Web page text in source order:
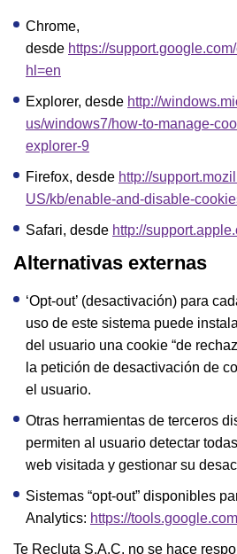
Chrome,
desde https://
hl=en
Explorer, desde http://
us/windows7/how-to-manage-
explorer-9
Firefox, desde http://
US/kb/enable-and-disable-
Safari, desde http://
Alternativas externas
‘Opt-out’ (desactivación) para
uso de este sistema puede
del usuario una cookie “de
la petición de desactivación de
el usuario.
Otras herramientas de terceros
permiten al usuario detectar
web visitada y gestionar su
Sistemas “opt-out” disponibles
Analytics: https://
Te Recluta S.A.C. no se hace